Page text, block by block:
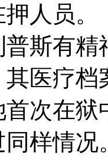
人员。
普斯有精
其医疗档
首次在狱
同样情况